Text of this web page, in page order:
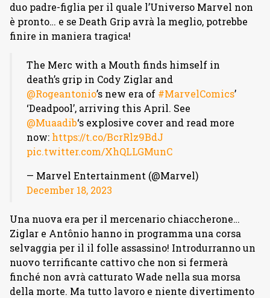
duo padre-figlia per il quale l’Universo Marvel non
è pronto… e se Death Grip avrà la meglio, potrebbe
finire in maniera tragica!
The Merc with a Mouth finds himself in
death’s grip in Cody Ziglar and
@Rogeantonio’s new era of #MarvelComics’
‘Deadpool’, arriving this April. See
@Muaadib‘s explosive cover and read more
now: https://t.co/BcrRlz9BdJ
pic.twitter.com/XhQLLGMunC
— Marvel Entertainment (@Marvel)
December 18, 2023
Una nuova era per il mercenario chiaccherone…
Ziglar e Antônio hanno in programma una corsa
selvaggia per il il folle assassino! Introdurranno un
nuovo terrificante cattivo che non si fermerà
finché non avrà catturato Wade nella sua morsa
della morte. Ma tutto lavoro e niente divertimento